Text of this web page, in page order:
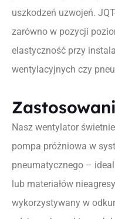
uszkodzeń uzwojeń.
zarówno w pozycji
elastyczność przy
wentylacyjnych czy
Nasz wentylator
pompa próżniowa w
pneumatycznego –
lub materiałów
wykorzystywany w